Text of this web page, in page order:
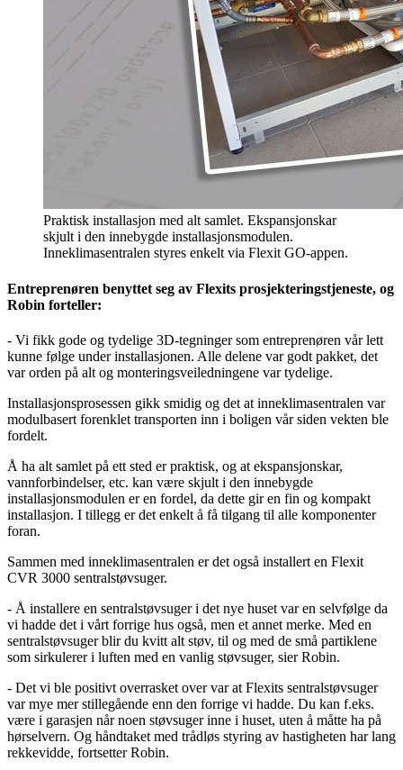
Praktisk installasjon med alt samlet. Ekspansjonskar
skjult i den innebygde installasjonsmodulen.
Inneklimasentralen styres enkelt via Flexit GO-appen.
Entreprenøren benyttet seg av Flexits prosjekteringstjeneste, og
Robin forteller:
- Vi fikk gode og tydelige 3D-tegninger som entreprenøren vår lett
kunne følge under installasjonen. Alle delene var godt pakket, det
var orden på alt og monteringsveiledningene var tydelige.
Installasjonsprosessen gikk smidig og det at inneklimasentralen var
modulbasert forenklet transporten inn i boligen vår siden vekten ble
fordelt.
Å ha alt samlet på ett sted er praktisk, og at ekspansjonskar,
vannforbindelser, etc. kan være skjult i den innebygde
installasjonsmodulen er en fordel, da dette gir en fin og kompakt
installasjon. I tillegg er det enkelt å få tilgang til alle komponenter
foran.
Sammen med inneklimasentralen er det også installert en Flexit
CVR 3000 sentralstøvsuger.
- Å installere en sentralstøvsuger i det nye huset var en selvfølge da
vi hadde det i vårt forrige hus også, men et annet merke. Med en
sentralstøvsuger blir du kvitt alt støv, til og med de små partiklene
som sirkulerer i luften med en vanlig støvsuger, sier Robin.
- Det vi ble positivt overrasket over var at Flexits sentralstøvsuger
var mye mer stillegående enn den forrige vi hadde. Du kan f.eks.
være i garasjen når noen støvsuger inne i huset, uten å måtte ha på
hørselvern. Og håndtaket med trådløs styring av hastigheten har lang
rekkevidde, fortsetter Robin.